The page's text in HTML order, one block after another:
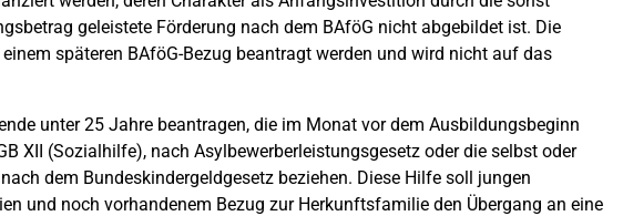
geleistete Förderung nach dem BAföG nicht abgebildet ist. Die
späteren BAföG-Bezug beantragt werden und wird nicht auf das
unter 25 Jahre beantragen, die im Monat vor dem Ausbildungsbeginn
XII (Sozialhilfe), nach Asylbewerberleistungsgesetz oder die selbst oder
dem Bundeskindergeldgesetz beziehen. Diese Hilfe soll jungen
und noch vorhandenem Bezug zur Herkunftsfamilie den Übergang an eine